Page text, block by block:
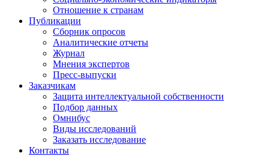
Отношение к странам
Публикации
Сборник опросов
Аналитические отчеты
Журнал
Мнения экспертов
Пресс-выпуски
Заказчикам
Защита интеллектуальной собственности
Подбор данных
Омнибус
Виды исследований
Заказать исследование
Контакты